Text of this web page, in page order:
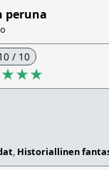
peruna
/ 10
, Historiallinen